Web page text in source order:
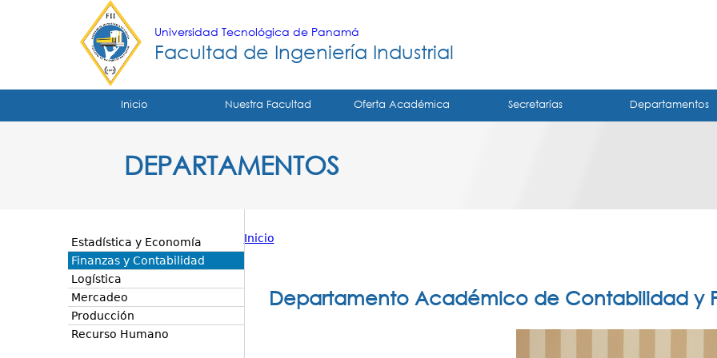
Universidad Tecnológica de Panamá
Facultad de Ingeniería Industrial
Tropical
Principal
Inicio Nuestra Facultad Oferta Académica Secretarías Departamentos
DEPARTAMENTOS
está
Inicio
Departamento Académico de Contabilidad y
Estadística y Economía
Finanzas y Contabilidad
Logística
Mercadeo
Producción
Recurso Humano